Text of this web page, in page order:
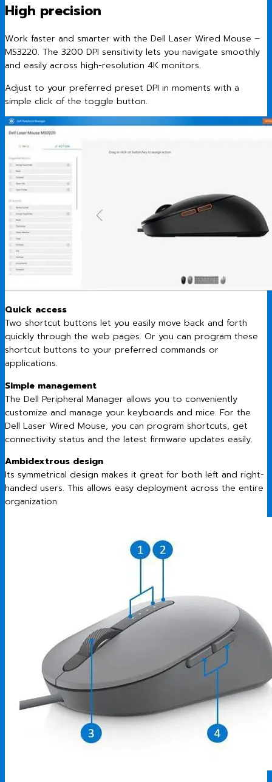
High precision
Work faster and smarter with the Dell Laser Wired Mouse –
MS3220. The 3200 DPI sensitivity lets you navigate smoothly
and easily across high-resolution 4K monitors.
Adjust to your preferred preset DPI in moments with a
simple click of the toggle button.
Quick access
Two shortcut buttons let you easily move back and forth
quickly through the web pages. Or you can program these
shortcut buttons to your preferred commands or
applications.
Simple management
The Dell Peripheral Manager allows you to conveniently
customize and manage your keyboards and mice. For the
Dell Laser Wired Mouse, you can program shortcuts, get
connectivity status and the latest firmware updates easily.
Ambidextrous design
Its symmetrical design makes it great for both left and right-
handed users. This allows easy deployment across the entire
organization.